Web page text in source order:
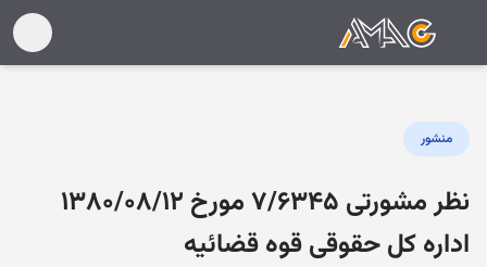
منشور
نظر مشورتی ۷/۶۳۴۵ مورخ ۱۳۸۰/۰۸/۱۲
اداره کل حقوقی قوه قضائیه